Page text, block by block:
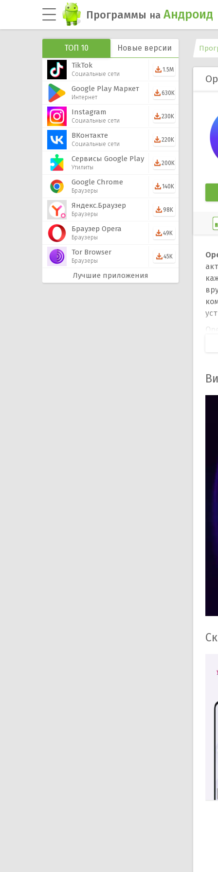
Программы на Андроид
ТОП 10 Новые версии
TikTok
Социальные сети
1.5M
Google Play Маркет
Интернет
630K
Instagram
Социальные сети
230K
ВКонтакте
Социальные сети
220K
Сервисы Google Play
Утилиты
200K
Google Chrome
Браузеры
140K
Яндекс.Браузер
Браузеры
98K
Браузер Opera
Браузеры
49K
Tor Browser
Браузеры
45K
Лучшие приложения